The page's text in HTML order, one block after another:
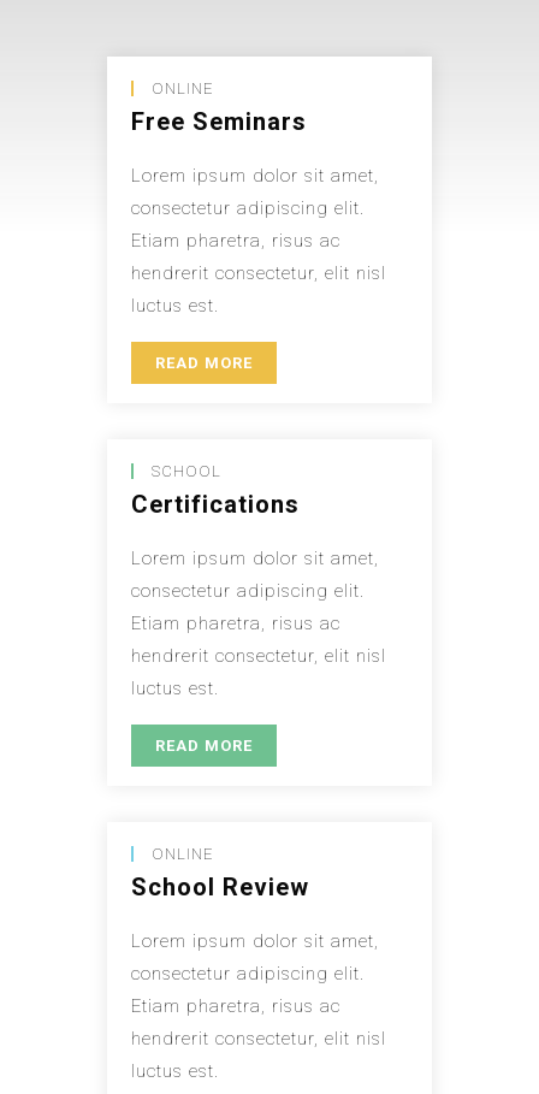
ONLINE
Free Seminars
Lorem ipsum dolor sit amet,
consectetur adipiscing elit.
Etiam pharetra, risus ac
hendrerit consectetur, elit nisl
luctus est.
READ MORE
SCHOOL
Certifications
Lorem ipsum dolor sit amet,
consectetur adipiscing elit.
Etiam pharetra, risus ac
hendrerit consectetur, elit nisl
luctus est.
READ MORE
ONLINE
School Review
Lorem ipsum dolor sit amet,
consectetur adipiscing elit.
Etiam pharetra, risus ac
hendrerit consectetur, elit nisl
luctus est.